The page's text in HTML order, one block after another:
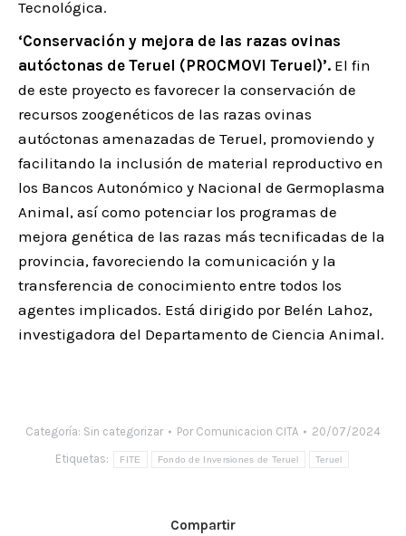
Tecnológica.
‘Conservación y mejora de las razas ovinas
autóctonas de Teruel (PROCMOVI Teruel)’. El fin
de este proyecto es favorecer la conservación de
recursos zoogenéticos de las razas ovinas
autóctonas amenazadas de Teruel, promoviendo y
facilitando la inclusión de material reproductivo en
los Bancos Autonómico y Nacional de Germoplasma
Animal, así como potenciar los programas de
mejora genética de las razas más tecnificadas de la
provincia, favoreciendo la comunicación y la
transferencia de conocimiento entre todos los
agentes implicados. Está dirigido por Belén Lahoz,
investigadora del Departamento de Ciencia Animal.
Categoría: Sin categorizar Por Comunicacion CITA 20/07/2024
Etiquetas: FITE Fondo de Inversiones de Teruel Teruel
Compartir